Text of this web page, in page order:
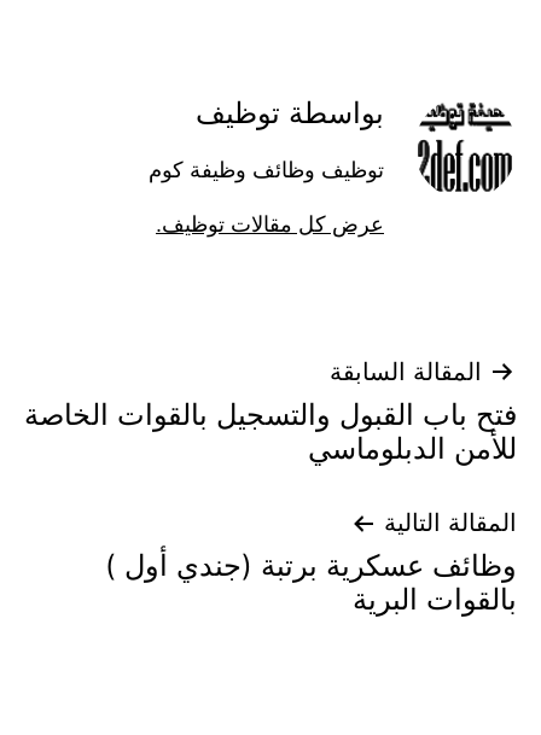
بواسطة توظيف
توظيف وظائف وظيفة كوم
عرض كل مقالات توظيف.
تصفّح
المقالات
المقالة السابقة
فتح باب القبول والتسجيل بالقوات الخاصة
للأمن الدبلوماسي
المقالة التالية
وظائف عسكرية برتبة (جندي أول )
بالقوات البرية